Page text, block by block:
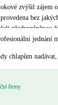
zvýšil zájem
bez
předvyplněnou
spotřebu ze sítě
krizi.
jednání
chlapům
firmy